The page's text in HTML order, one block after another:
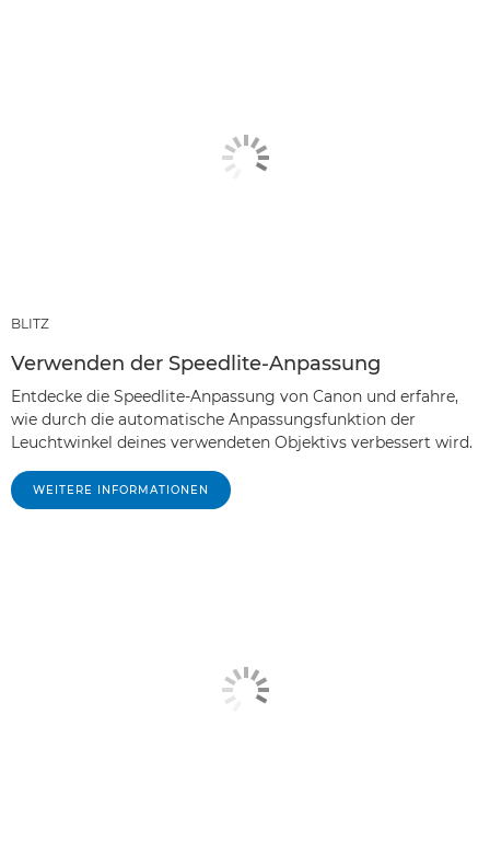
BLITZ
Verwenden der Speedlite-Anpassung
Entdecke die Speedlite-Anpassung von Canon und erfahre,
wie durch die automatische Anpassungsfunktion der
Leuchtwinkel deines verwendeten Objektivs verbessert wird.
WEITERE INFORMATIONEN